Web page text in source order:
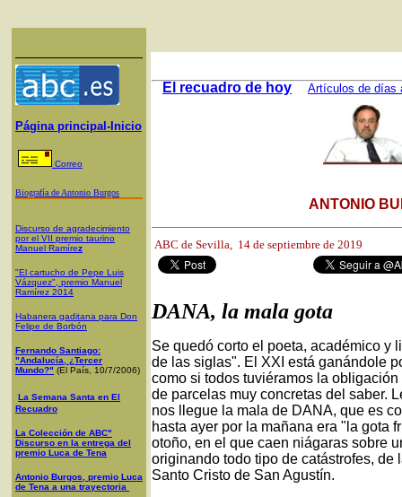
Página principal-Inicio
Correo
Biografía de Antonio Burgos
Discurso de agradecimiento
por el VII premio taurino
Manuel Ramírez
"El cartucho de Pepe Luis
Vázquez", premio Manuel
Ramírez 2014
Habanera gaditana para Don
Felipe de Borbón
Fernando Santiago:
"Andalucía, ¿Tercer
Mundo?" (El País, 10/7/2006)
La Semana Santa en El
Recuadro
La Colección de ABC"
Discurso en la entrega del
premio Luca de Tena
Antonio Burgos, premio Luca
de Tena a una trayectoria
El recuadro de hoy Artículos de días
ANTONIO
ABC de Sevilla, 14 de septiembre de 2019
DANA, la mala gota
Se quedó corto el poeta, académico y
de las siglas". El XXI está ganándole
como si todos tuviéramos la
de parcelas muy concretas del saber.
nos llegue la mala de DANA, que es
hasta ayer por la mañana era "la gota
otoño, en el que caen niágaras sobre
originando todo tipo de catástrofes,
Santo Cristo de San Agustín.